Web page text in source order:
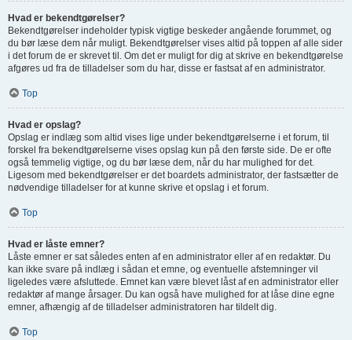
Hvad er bekendtgørelser?
Bekendtgørelser indeholder typisk vigtige beskeder angående forummet, og
du bør læse dem når muligt. Bekendtgørelser vises altid på toppen af alle sider
i det forum de er skrevet til. Om det er muligt for dig at skrive en bekendtgørelse
afgøres ud fra de tilladelser som du har, disse er fastsat af en administrator.
Top
Hvad er opslag?
Opslag er indlæg som altid vises lige under bekendtgørelserne i et forum, til
forskel fra bekendtgørelserne vises opslag kun på den første side. De er ofte
også temmelig vigtige, og du bør læse dem, når du har mulighed for det.
Ligesom med bekendtgørelser er det boardets administrator, der fastsætter de
nødvendige tilladelser for at kunne skrive et opslag i et forum.
Top
Hvad er låste emner?
Låste emner er sat således enten af en administrator eller af en redaktør. Du
kan ikke svare på indlæg i sådan et emne, og eventuelle afstemninger vil
ligeledes være afsluttede. Emnet kan være blevet låst af en administrator eller
redaktør af mange årsager. Du kan også have mulighed for at låse dine egne
emner, afhængig af de tilladelser administratoren har tildelt dig.
Top